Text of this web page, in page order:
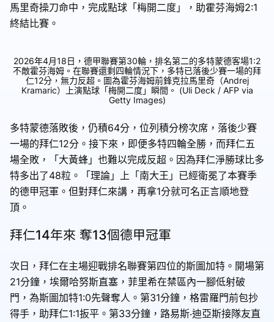
馬里奇操刀命中，完成點球「梅開二度」，助霍芬海姆2:1
終結比賽。
2026年4月18日，德甲聯賽第30輪，排名第二的多特蒙德客場1:2
不敵霍芬海姆。在聯賽還剩四輪情況下，多特已落後少賽一場的拜
仁12分，無力反超。圖為霍芬海姆前鋒克拉馬里奇（Andrej
Kramaric）上演點球「梅開二度」瞬間。 (Uli Deck / AFP via
Getty Images)
多特蒙德落敗後，仍積64分，位列積分榜次席，落後少賽
一場的拜仁12分。接下來，即便多特四輪全勝，而拜仁五
場全敗，「大黃蜂」也難以完成反超。因為拜仁淨勝球比多
特多出了48粒。「理論」上「南大王」已經衛冕了本賽季
的德甲冠軍。但對拜仁來講，再拿1分就可名正言順地登
頂。
拜仁14年來 奪13個德甲冠軍
次日，拜仁在主場迎戰排名聯賽第四位的斯圖加特。開場第
21分鐘，埃爾哈努斯直塞，菲里希在禁區內一腳低射破
門，為斯圖加特1:0先聲奪人。第31分鐘，格雷羅門前包抄
得手，助拜仁1:1扳平。第33分鐘，路易斯‧迪亞斯接隊友直